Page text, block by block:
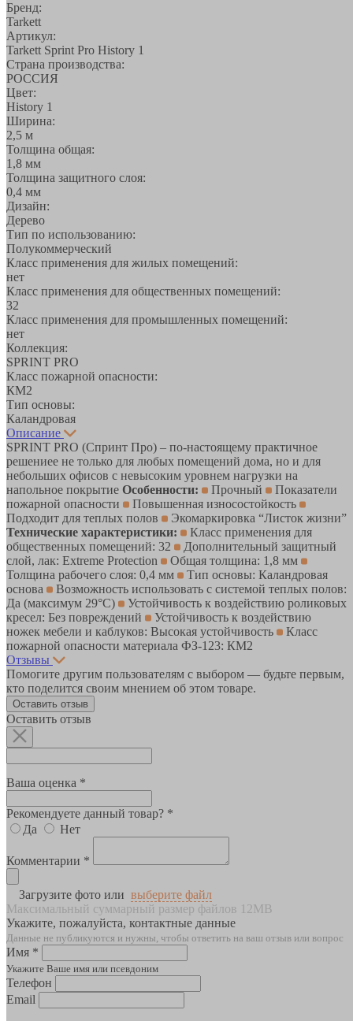
Бренд:
Tarkett
Артикул:
Tarkett Sprint Pro History 1
Страна производства:
РОССИЯ
Цвет:
History 1
Ширина:
2,5 м
Толщина общая:
1,8 мм
Толщина защитного слоя:
0,4 мм
Дизайн:
Дерево
Тип по использованию:
Полукоммерческий
Класс применения для жилых помещений:
нет
Класс применения для общественных помещений:
32
Класс применения для промышленных помещений:
нет
Коллекция:
SPRINT PRO
Класс пожарной опасности:
КМ2
Тип основы:
Каландровая
Описание
SPRINT PRO (Спринт Про) – по-настоящему практичное
решениее не только для любых помещений дома, но и для
небольших офисов с невысоким уровнем нагрузки на
напольное покрытие Особенности: Прочный
Показатели
пожарной опасности
Повышенная износостойкость
Подходит для теплых полов
Экомаркировка “Листок жизни”
Технические характеристики:
Класс применения для
общественных помещений: 32
Дополнительный защитный
слой, лак: Extreme Protection
Общая толщина: 1,8 мм
Толщина рабочего слоя: 0,4 мм
Тип основы: Каландровая
основа
Возможность использовать с системой теплых полов:
Да (максимум 29°C)
Устойчивость к воздействию роликовых
кресел: Без повреждений
Устойчивость к воздействию
ножек мебели и каблуков: Высокая устойчивость
Класс
пожарной опасности материала ФЗ-123: КМ2
Отзывы
Помогите другим пользователям с выбором — будьте первым,
кто поделится своим мнением об этом товаре.
Оставить отзыв
Оставить отзыв
Ваша оценка *
Рекомендуете данный товар? *
Да
Нет
Комментарии *
Загрузите фото или выберите файл
Максимальный суммарный размер файлов 12MB
Укажите, пожалуйста, контактные данные
Данные не публикуются и нужны, чтобы ответить на ваш отзыв или вопрос
Имя *
Укажите Ваше имя или псевдоним
Телефон
Email